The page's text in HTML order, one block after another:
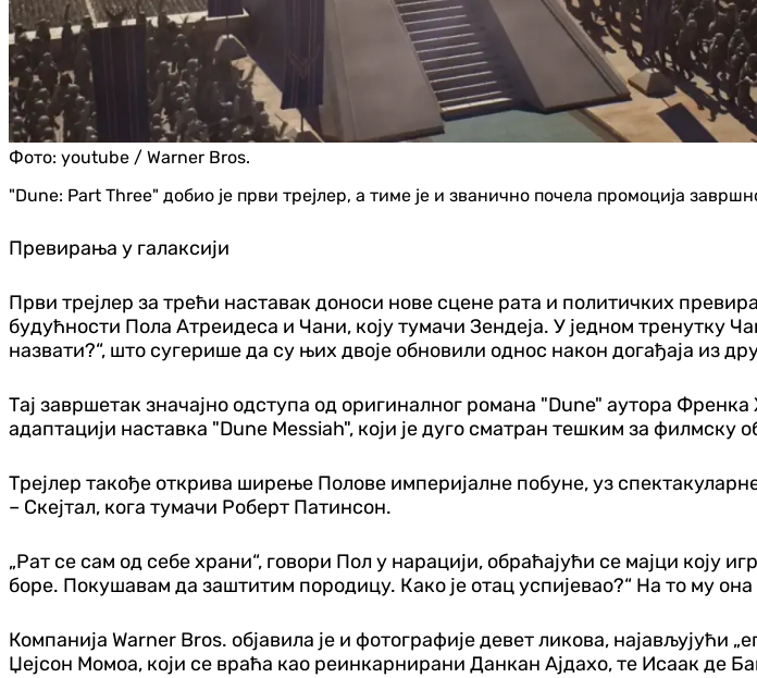
Фото: youtube / Warner Bros.
"Dune: Part Three" добио је први трејлер, а тиме је и званично почела промоција
Превирања у галаксији
Први трејлер за трећи наставак доноси нове сцене рата и политичких
будућности Пола Атреидеса и Чани, коју тумачи Зендеја. У једном тренутку
назвати?“, што сугерише да су њих двоје обновили однос након догађаја из
Тај завршетак значајно одступа од оригиналног романа "Dune" аутора
адаптацији наставка "Dune Messiah", који је дуго сматран тешким за филмску
Трејлер такође открива ширење Полове империјалне побуне, уз
– Скејтал, кога тумачи Роберт Патинсон.
„Рат се сам од себе храни“, говори Пол у нарацији, обраћајући се мајци
боре. Покушавам да заштитим породицу. Како је отац успијевао?“ На то му она
Компанија Warner Bros. објавила је и фотографије девет ликова,
Џејсон Момоа, који се враћа као реинкарнирани Данкан Ајдахо, те Исаак де